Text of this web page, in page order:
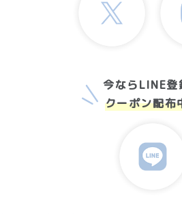
今ならLINE登
クーポン配布